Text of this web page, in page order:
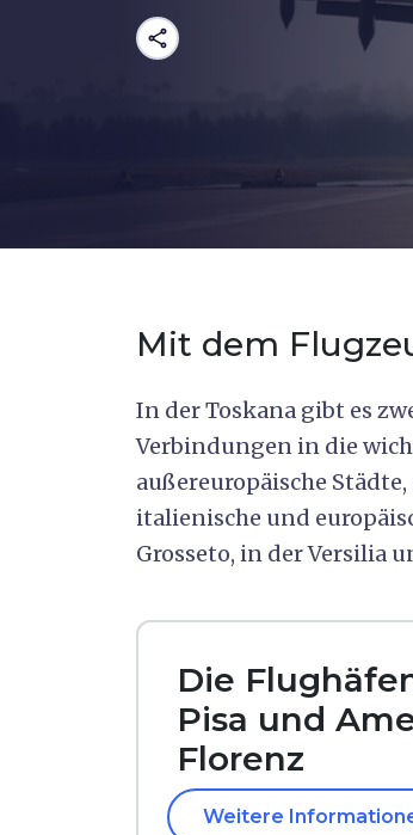
share
Mit dem
In der Toskana gibt es
Verbindungen in die
außereuropäische
italienische und
Grosseto, in der Versilia
Die
Pisa und
Florenz
Weitere